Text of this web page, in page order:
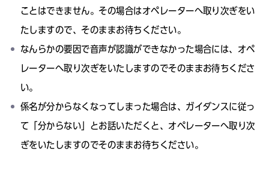
ことはできません。その場合はオペレーターへ取り次ぎをい
たしますので、そのままお待ちください。
なんらかの要因で音声が認識ができなかった場合には、オペ
レーターへ取り次ぎをいたしますのでそのままお待ちくださ
い。
係名が分からなくなってしまった場合は、ガイダンスに従っ
て「分からない」とお話いただくと、オペレーターへ取り次
ぎをいたしますのでそのままお待ちください。